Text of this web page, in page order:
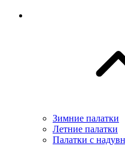
Зимние палатки
Летние палатки
Палатки с